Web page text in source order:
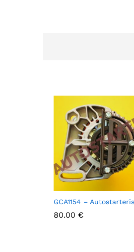
GCA1154 – Autostarteris
80.00 €
80.00 €